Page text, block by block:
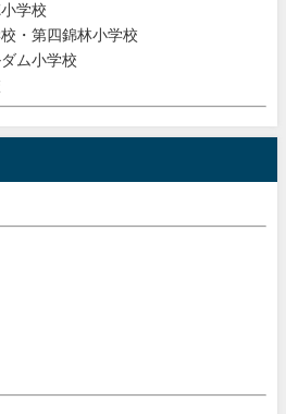
学校
・第四錦林小学校
ム小学校